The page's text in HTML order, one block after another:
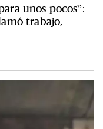
unos pocos”:
trabajo,